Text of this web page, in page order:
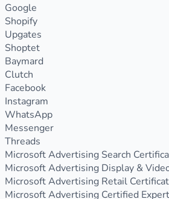
Google
Shopify
Upgates
Shoptet
Baymard
Clutch
Facebook
Instagram
WhatsApp
Messenger
Threads
Microsoft Advertising Search
Microsoft Advertising Display &
Microsoft Advertising Retail
Microsoft Advertising Certified Expert